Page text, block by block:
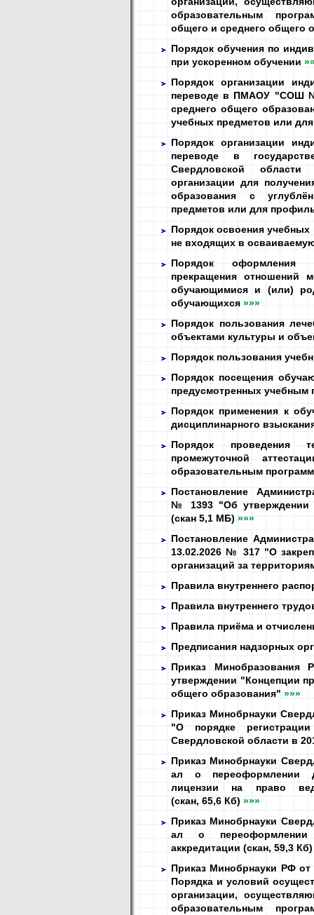
образовательным
общего и среднего общего
Порядок обучения по
при ускоренном обучении
Порядок организации
переводе в ПМАОУ "СОШ №
среднего общего
учебных предметов или
Порядок организации
переводе в
Свердловской области
организации для
образования с
предметов или для
Порядок освоения
не входящих в
Порядок оформления
прекращения отношений
обучающимися и (или)
обучающихся »»»
Порядок пользования
объектами культуры и
Порядок пользования
Порядок посещения
предусмотренных учебным
Порядок применения к
дисциплинарного
Порядок проведения
промежуточной
образовательным
Постановление
№ 1393 "Об утверждении
(скан 5,1 МБ) »»»
Постановление
13.02.2026 № 317 "О
организаций за
Правила внутреннего
Правила внутреннего
Правила приёма и
Предписания надзорных
Приказ
утверждении "Концепции
общего образования" »»»
Приказ Минобрнауки
"О порядке
Свердловской области в
Приказ Минобрнауки
ал о переоформлении
лицензии на право
(скан, 65,6 Кб) »»»
Приказ Минобрнауки
ал о переоформлении
аккредитации (скан, 59,3
Приказ Минобрнауки РФ
Порядка и условий
организации,
образовательным